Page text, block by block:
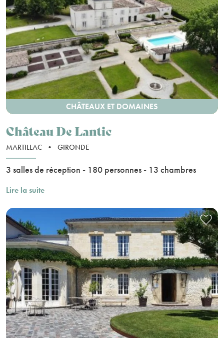
CHÂTEAUX ET DOMAINES
Château De Lantic
MARTILLAC • GIRONDE
3 salles de réception - 180 personnes - 13 chambres
Lire la suite